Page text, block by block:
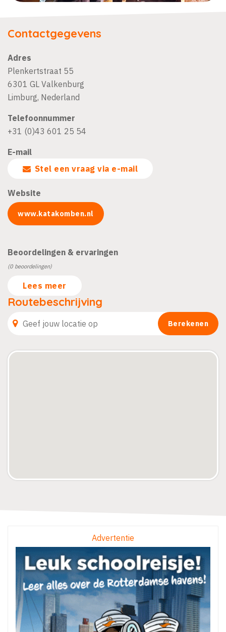
Contactgegevens
Adres
Plenkertstraat 55
6301 GL Valkenburg
Limburg, Nederland
Telefoonnummer
+31 (0)43 601 25 54
E-mail
Stel een vraag via e-mail
Website
www.katakomben.nl
Beoordelingen & ervaringen
(0 beoordelingen)
Lees meer
Routebeschrijving
Advertentie